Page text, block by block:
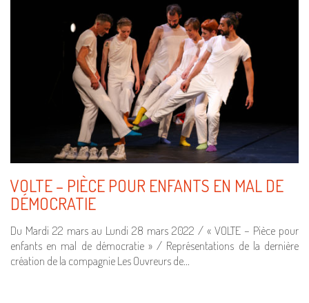
VOLTE – PIÈCE POUR ENFANTS EN MAL DE
DÉMOCRATIE
Du Mardi 22 mars au Lundi 28 mars 2022 / « VOLTE – Pièce pour
enfants en mal de démocratie » / Représentations de la dernière
création de la compagnie Les Ouvreurs de…